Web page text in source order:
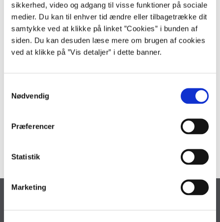
sikkerhed, video og adgang til visse funktioner på sociale
medier. Du kan til enhver tid ændre eller tilbagetrække dit
samtykke ved at klikke på linket ”Cookies” i bunden af
siden. Du kan desuden læse mere om brugen af cookies
ved at klikke på ”Vis detaljer” i dette banner.
v
Nødvendig
Præferencer
Statistik
Marketing
For alle øvrige fordringsområder skal der ikke i 2018 bogføres efter de
nye retningslinjer i regnskabsbekendtgørelsen. Dette betyder at den
nuværende bogføring efter hidtil gældende retningslinjer fastholdes,
mens den allerede bogførte primo korrektion tilbageføres i
regnskabet for 2018.